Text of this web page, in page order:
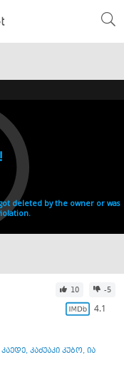
10 -5
4.1
კაედე, კაძუაკი კუბო, ია